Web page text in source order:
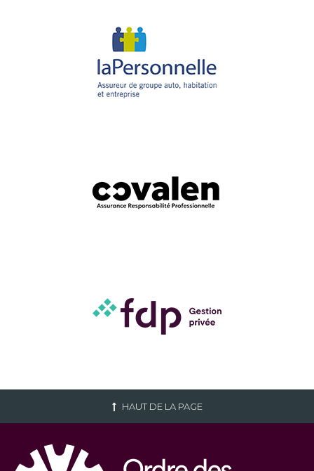
HAUT DE LA PAGE